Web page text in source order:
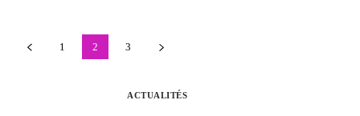
1 2 3
ACTUALITÉS